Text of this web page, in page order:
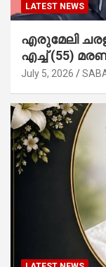
LATEST NEWS
എരുമേലി
എച്ച് (55)
July 5, 2026